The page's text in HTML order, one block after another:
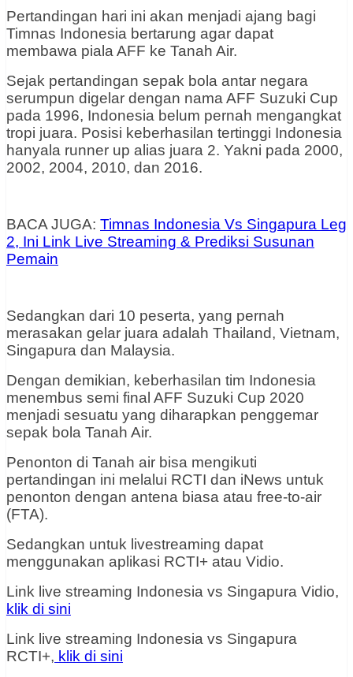
Pertandingan hari ini akan menjadi ajang bagi
Timnas Indonesia bertarung agar dapat
membawa piala AFF ke Tanah Air.
Sejak pertandingan sepak bola antar negara
serumpun digelar dengan nama AFF Suzuki Cup
pada 1996, Indonesia belum pernah mengangkat
tropi juara. Posisi keberhasilan tertinggi Indonesia
hanyala runner up alias juara 2. Yakni pada 2000,
2002, 2004, 2010, dan 2016.
BACA JUGA: Timnas Indonesia Vs Singapura Leg
2, Ini Link Live Streaming & Prediksi Susunan
Pemain
Sedangkan dari 10 peserta, yang pernah
merasakan gelar juara adalah Thailand, Vietnam,
Singapura dan Malaysia.
Dengan demikian, keberhasilan tim Indonesia
menembus semi final AFF Suzuki Cup 2020
menjadi sesuatu yang diharapkan penggemar
sepak bola Tanah Air.
Penonton di Tanah air bisa mengikuti
pertandingan ini melalui RCTI dan iNews untuk
penonton dengan antena biasa atau free-to-air
(FTA).
Sedangkan untuk livestreaming dapat
menggunakan aplikasi RCTI+ atau Vidio.
Link live streaming Indonesia vs Singapura Vidio,
klik di sini
Link live streaming Indonesia vs Singapura
RCTI+, klik di sini